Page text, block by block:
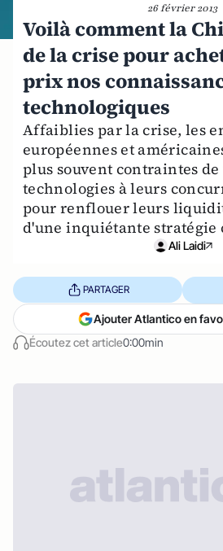
26 février 2013
Voilà comment la
de la crise pour
prix nos
technologiques
Affaiblies par la crise, les
européennes et
plus souvent contraintes
technologies à leurs
pour renflouer leurs
d'une inquiétante stratégie
Ali Laidi
Écoutez cet article0:00min
PARTAGER
Ajouter Atlantico en